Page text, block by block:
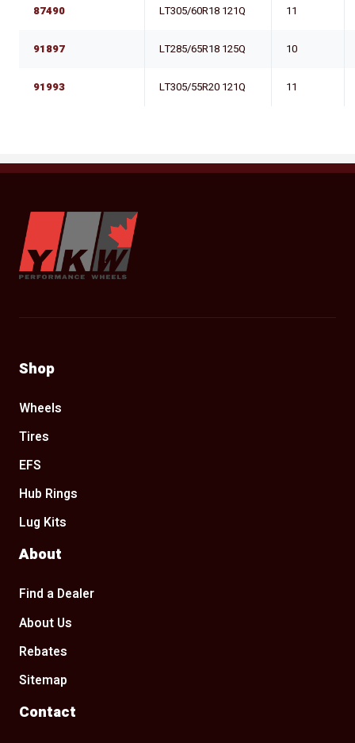
87490 LT305/60R18 121Q 11
91897 LT285/65R18 125Q 10
91993 LT305/55R20 121Q 11
YKW Wheels
Shop
Wheels
Tires
EFS
Hub Rings
Lug Kits
About
Find a Dealer
About Us
Rebates
Sitemap
Contact